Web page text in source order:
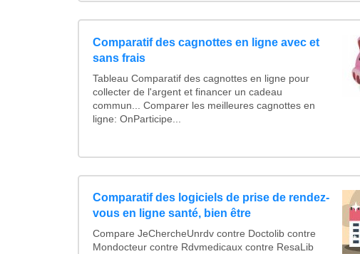
Comparatif des cagnottes en ligne avec et
sans frais
Tableau Comparatif des cagnottes en ligne pour
collecter de l'argent et financer un cadeau
commun... Comparer les meilleures cagnottes en
ligne: OnParticipe...
Comparatif des logiciels de prise de rendez-
vous en ligne santé, bien être
Compare JeChercheUnrdv contre Doctolib contre
Mondocteur contre Rdvmedicaux contre ResaLib